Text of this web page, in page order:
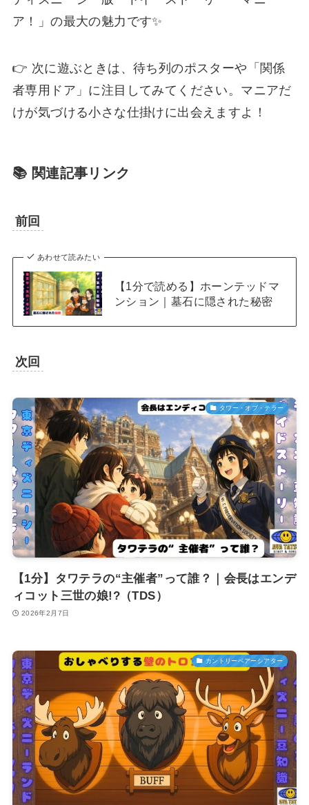
ア！」の最大の魅力です✨
👉 次に遊ぶときは、待ち列のポスターや「関係
者専用ドア」に注目してみてください。マニアだ
けが気づける小さな仕掛けに出会えますよ！
📚 関連記事リンク
前回
あわせて読みたい
【1分で読める】ホーンテッドマ
ンション｜墓石に隠された秘密
次回
タワー・オブ・テラー
【1分】タワテラの“主催者”って誰？｜会長はエンデ
ィコット三世の娘!?（TDS）
2026年2月7日
カントリーベアーシアター